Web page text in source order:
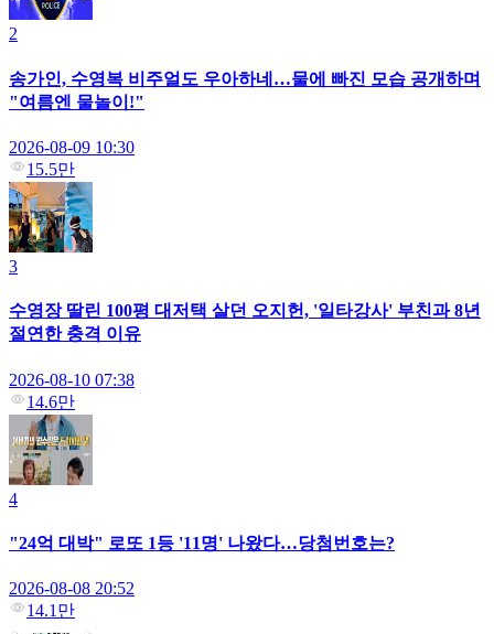
2
송가인, 수영복 비주얼도 우아하네…물에 빠진 모습 공개하며
"여름엔 물놀이!"
2026-08-09 10:30
15.5만
3
수영장 딸린 100평 대저택 살던 오지헌, '일타강사' 부친과 8년
절연한 충격 이유
2026-08-10 07:38
14.6만
4
"24억 대박" 로또 1등 '11명' 나왔다…당첨번호는?
2026-08-08 20:52
14.1만